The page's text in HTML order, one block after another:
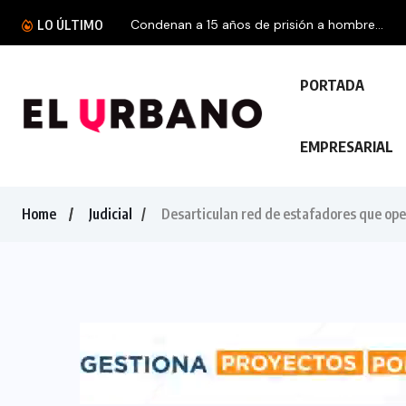
LO ÚLTIMO
PORTADA
EMPRESARIAL
Home Judicial Desarticulan red de estafadores que